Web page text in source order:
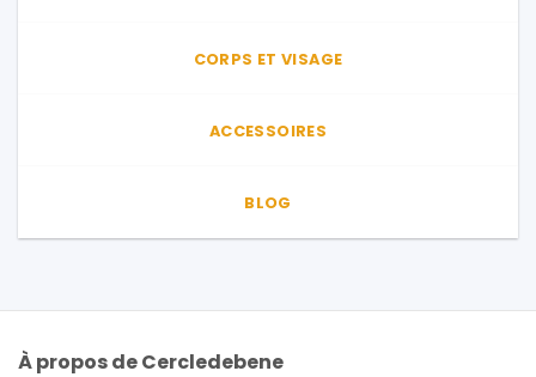
CORPS ET VISAGE
ACCESSOIRES
BLOG
À propos de Cercledebene